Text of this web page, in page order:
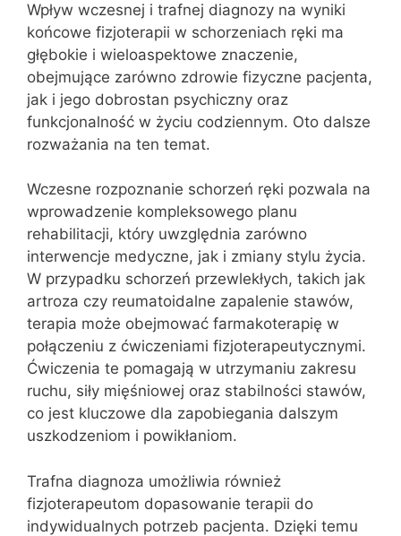
Wpływ wczesnej i trafnej diagnozy na wyniki
końcowe fizjoterapii w schorzeniach ręki ma
głębokie i wieloaspektowe znaczenie,
obejmujące zarówno zdrowie fizyczne pacjenta,
jak i jego dobrostan psychiczny oraz
funkcjonalność w życiu codziennym. Oto dalsze
rozważania na ten temat.
Wczesne rozpoznanie schorzeń ręki pozwala na
wprowadzenie kompleksowego planu
rehabilitacji, który uwzględnia zarówno
interwencje medyczne, jak i zmiany stylu życia.
W przypadku schorzeń przewlekłych, takich jak
artroza czy reumatoidalne zapalenie stawów,
terapia może obejmować farmakoterapię w
połączeniu z ćwiczeniami fizjoterapeutycznymi.
Ćwiczenia te pomagają w utrzymaniu zakresu
ruchu, siły mięśniowej oraz stabilności stawów,
co jest kluczowe dla zapobiegania dalszym
uszkodzeniom i powikłaniom.
Trafna diagnoza umożliwia również
fizjoterapeutom dopasowanie terapii do
indywidualnych potrzeb pacjenta. Dzięki temu